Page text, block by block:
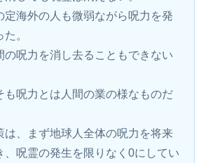
定海外の人も微弱ながら呪力を発
。
の呪力を消し去ることもできない
も呪力とは人間の業の様なものだ
は、まず地球人全体の呪力を将来
、呪霊の発生を限りなく0にしてい